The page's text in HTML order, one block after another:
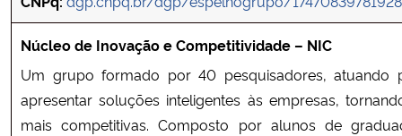
Núcleo de Inovação e Competitividade – NIC
Um grupo formado por 40 pesquisadores, atuando
apresentar soluções inteligentes às empresas,
mais competitivas. Composto por alunos de